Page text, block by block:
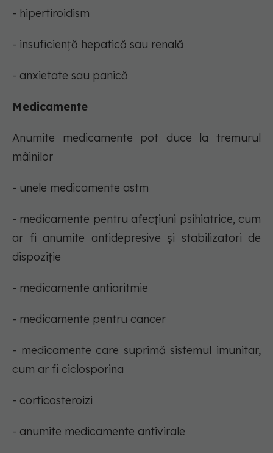
- hipertiroidism
- insuficiență hepatică sau renală
- anxietate sau panică
Medicamente
Anumite medicamente pot duce la tremurul
mâinilor
- unele medicamente astm
- medicamente pentru afecțiuni psihiatrice, cum
ar fi anumite antidepresive și stabilizatori de
dispoziție
- medicamente antiaritmie
- medicamente pentru cancer
- medicamente care suprimă sistemul imunitar,
cum ar fi ciclosporina
- corticosteroizi
- anumite medicamente antivirale